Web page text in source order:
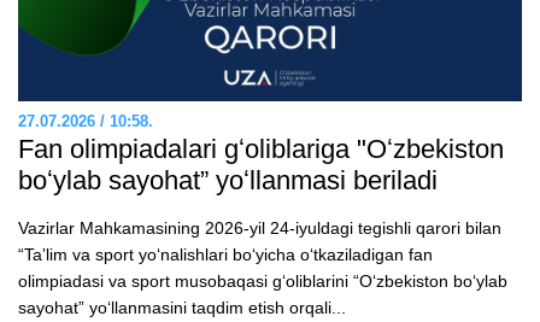
27.07.2026 / 10:58.
Fan olimpiadalari gʻoliblariga "Oʻzbekiston
boʻylab sayohat” yoʻllanmasi beriladi
Vazirlar Mahkamasining 2026-yil 24-iyuldagi tegishli qarori bilan
“Taʼlim va sport yoʻnalishlari boʻyicha oʻtkaziladigan fan
olimpiadasi va sport musobaqasi gʻoliblarini “Oʻzbekiston boʻylab
sayohat” yoʻllanmasini taqdim etish orqali...